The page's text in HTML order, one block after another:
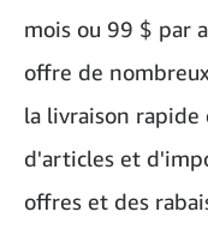
mois ou 99 $ par
offre de
la livraison
d'articles et
offres et des